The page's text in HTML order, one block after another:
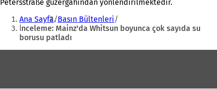
Petersstraße güzergahından yönlendirilmektedir.
Buradasınız:
Ana Sayfa Basın Bültenleri
İnceleme: Mainz'da Whitsun boyunca çok sayıda su
borusu patladı